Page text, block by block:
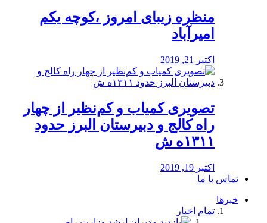
منظره‌‌ زیبای امروز ،کوچه یکم
امیرآباد
اکتبر 21, 2019
️تصویری کمیاب و کم‌نظیر از چهار
راه كالج و دبيرستان البرز حدود
۱۳۱۱ه ش
اکتبر 19, 2019
تماس با ما
خبرها
تمام اخبار